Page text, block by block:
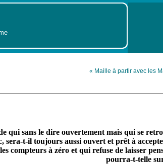
« Maille à partir avec les
qui sans le dire ouvertement mais qui se
sera-t-il toujours aussi ouvert et prêt à
compteurs à zéro et qui refuse de laisser
pourra-t-telle